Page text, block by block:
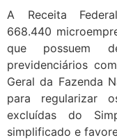
A Receita
668.440
que possuem
previdenciários
Geral da Fazenda
para regularizar
excluídas do
simplificado e